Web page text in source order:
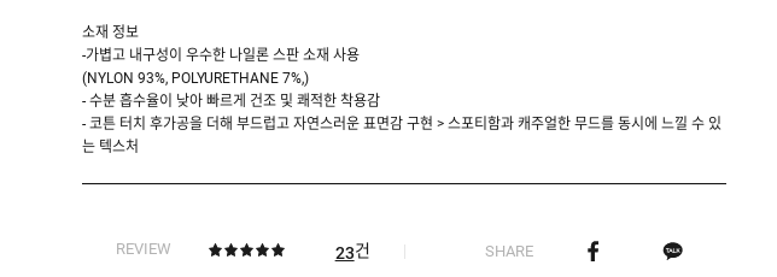
소재 정보
-가볍고 내구성이 우수한 나일론 스판 소재 사용
(NYLON 93%, POLYURETHANE 7%,)
- 수분 흡수율이 낮아 빠르게 건조 및 쾌적한 착용감
- 코튼 터치 후가공을 더해 부드럽고 자연스러운 표면감 구현 > 스포티함과 캐주얼한 무드를 동시에 느낄 수 있
는 텍스처
REVIEW 23건 SHARE